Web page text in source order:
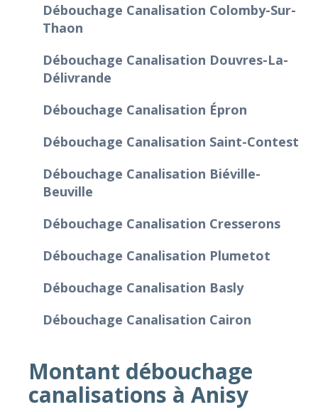
Débouchage Canalisation Colomby-Sur-
Thaon
Débouchage Canalisation Douvres-La-
Délivrande
Débouchage Canalisation Épron
Débouchage Canalisation Saint-Contest
Débouchage Canalisation Biéville-
Beuville
Débouchage Canalisation Cresserons
Débouchage Canalisation Plumetot
Débouchage Canalisation Basly
Débouchage Canalisation Cairon
Montant débouchage
canalisations à Anisy